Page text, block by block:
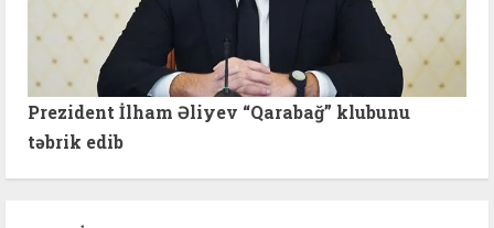
Prezident İlham Əliyev “Qarabağ” klubunu
təbrik edib